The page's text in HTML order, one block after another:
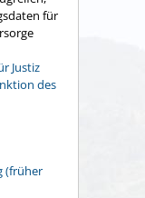
für
Justiz
des
(früher